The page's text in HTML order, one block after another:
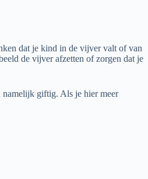
dat je kind in de vijver valt of van
de vijver afzetten of zorgen dat je
namelijk giftig. Als je hier meer